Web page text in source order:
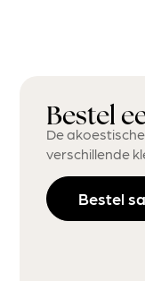
Bestel
De
verschillende
Bestel